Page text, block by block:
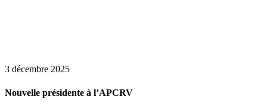
3 décembre 2025
Nouvelle présidente à l’APCRV